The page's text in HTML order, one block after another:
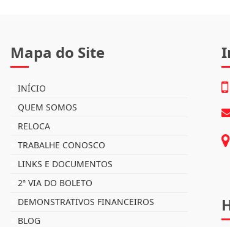
Mapa do Site
INÍCIO
QUEM SOMOS
RELOCA
TRABALHE CONOSCO
LINKS E DOCUMENTOS
2ª VIA DO BOLETO
DEMONSTRATIVOS FINANCEIROS
BLOG